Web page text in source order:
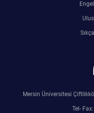
Mersin Üniversitesi
Tel-